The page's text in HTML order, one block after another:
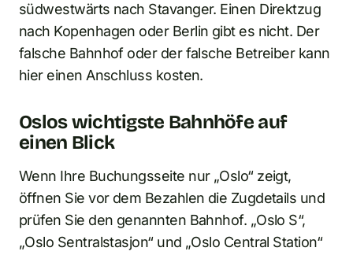
südwestwärts nach Stavanger. Einen Direktzug
nach Kopenhagen oder Berlin gibt es nicht. Der
falsche Bahnhof oder der falsche Betreiber kann
hier einen Anschluss kosten.
Oslos wichtigste Bahnhöfe auf
einen Blick
Wenn Ihre Buchungsseite nur „Oslo“ zeigt,
öffnen Sie vor dem Bezahlen die Zugdetails und
prüfen Sie den genannten Bahnhof. „Oslo S“,
„Oslo Sentralstasjon“ und „Oslo Central Station“